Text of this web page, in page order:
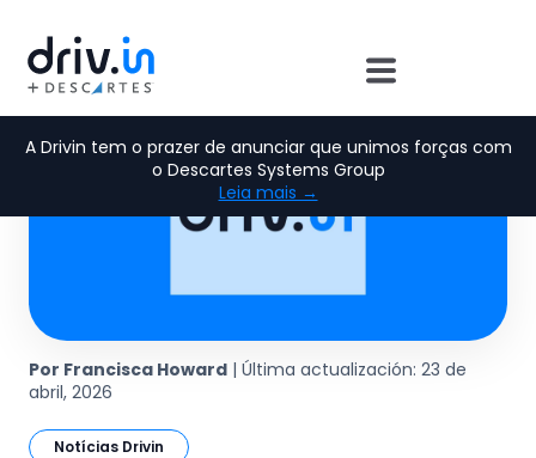
A Drivin tem o prazer de anunciar que unimos forças com
o Descartes Systems Group
Leia mais →
Por Francisca Howard | Última actualización: 23 de
abril, 2026
Notícias Drivin